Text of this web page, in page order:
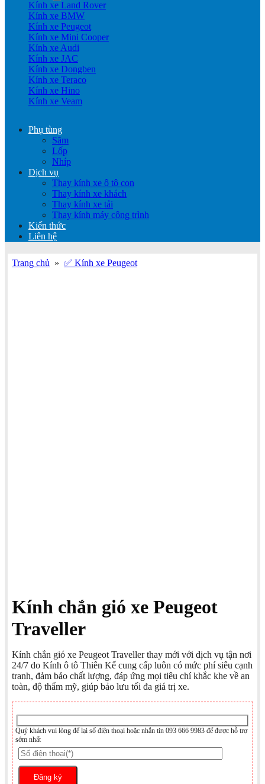
Kính xe Land Rover
Kính xe BMW
Kính xe Peugeot
Kính xe Mini Cooper
Kính xe Audi
Kính xe JAC
Kính xe Dongben
Kính xe Teraco
Kính xe Hino
Kính xe Veam
Phụ tùng
Săm
Lốp
Nhíp
Dịch vụ
Thay kính xe ô tô con
Thay kính xe khách
Thay kính xe tải
Thay kính máy công trình
Kiến thức
Liên hệ
Trang chủ » ✅ Kính xe Peugeot
Kính chắn gió xe Peugeot
Traveller
Kính chắn gió xe Peugeot Traveller thay mới với dịch vụ tận nơi
24/7 do Kính ô tô Thiên Kế cung cấp luôn có mức phí siêu cạnh
tranh, đảm bảo chất lượng, đáp ứng mọi tiêu chí khắc khe về an
toàn, độ thẩm mỹ, giúp bảo lưu tối đa giá trị xe.
Quý khách vui lòng để lại số điện thoại hoặc nhắn tin 093 666 9983 để được hỗ trợ
sớm nhất